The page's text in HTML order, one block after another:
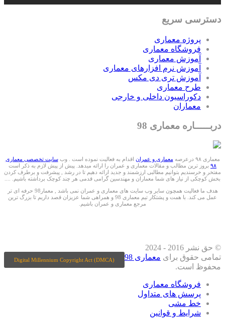
دسترسی سریع
پروژه معماری
فروشگاه معماری
آموزش معماری
آموزش نرم افزارهای معماری
آموزش تری دی مکس
طرح معماری
دکوراسیون داخلی و خارجی
معماران
دربـــــاره معماری 98
معماری ۹۸ درعرصه معماری و عمران اقدام به فعالیت نموده است . وبسایت تخصصی معماری
۹۸ بروز ترین مطالب و مقالات معماری و عمران را ارائه میدهد. پیش از پیش لازم به ذکر است
مفتخر و خرسندیم بتوانیم مطالبی ارزشمند و جدید ارائه دهیم تا در رشد , پیشرفت و برطرف کردن
بخش کوچکی از نیاز های شما معماران و مهندسین گرامی قدمی هر چند کوچک برداشته باشیم. ....
هدف ما فعالیت همچون سایر وب سایت های معماری و عمران نمی باشد , معمار98 حرفه ای تر
عمل می کند. با همت و پشتکار تیم معماری 98 و همراهی شما عزیزان قصد داریم تا بزرگ ترین
مرجع معماری و عمران باشیم.
Digital Millennium Copyright Act (DMCA)
© حق نشر 2016 - 2024
تمامی حقوق برای معماری 98
محفوظ است.
فروشگاه معماری
پرسش های متداول
خط مشی
شرایط و قوانین